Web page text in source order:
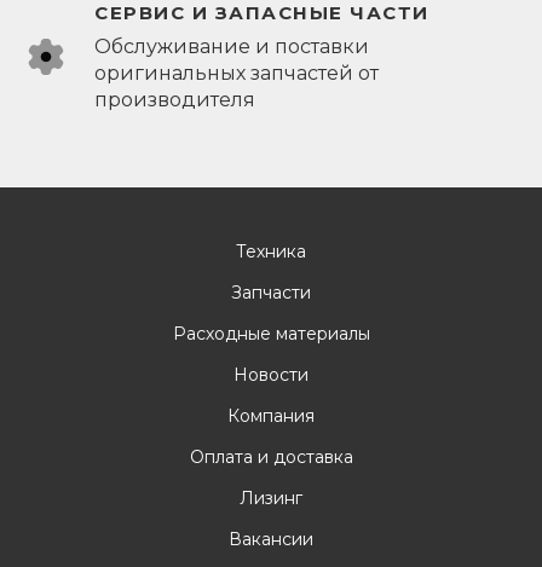
СЕРВИС И ЗАПАСНЫЕ ЧАСТИ
Обслуживание и поставки
оригинальных запчастей от
производителя
Техника
Запчасти
Расходные материалы
Новости
Компания
Оплата и доставка
Лизинг
Вакансии